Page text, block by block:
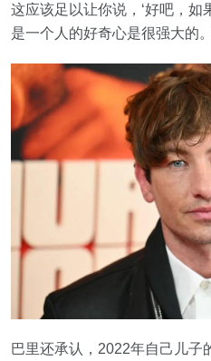
这应该足以让你说，‘好吧，如
是一个人的好奇心是很强大的
巴里还承认，2022年自己儿子